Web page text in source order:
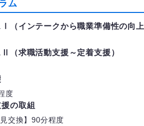
ム
（インテークから職業準備性の向上
（求職活動支援～定着支援）
度
の取組
交換】90分程度